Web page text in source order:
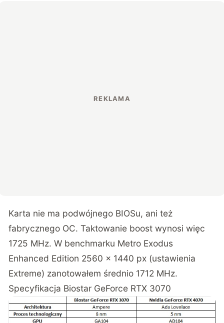
Karta nie ma podwójnego BIOSu, ani też
fabrycznego OC. Taktowanie boost wynosi więc
1725 MHz. W benchmarku Metro Exodus
Enhanced Edition 2560 × 1440 px (ustawienia
Extreme) zanotowałem średnio 1712 MHz.
Specyfikacja Biostar GeForce RTX 3070